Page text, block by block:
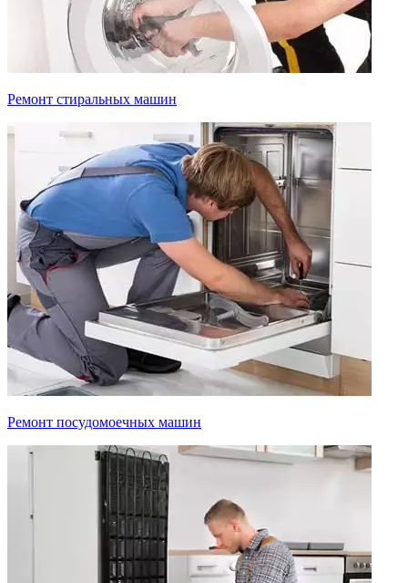
Ремонт стиральных машин
Ремонт посудомоечных машин